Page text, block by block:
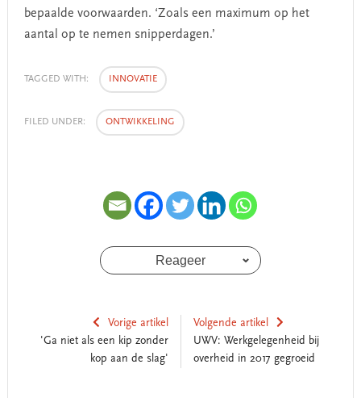
bepaalde voorwaarden. ‘Zoals een maximum op het
aantal op te nemen snipperdagen.’
TAGGED WITH: INNOVATIE
FILED UNDER: ONTWIKKELING
Reageer
Vorige artikel
'Ga niet als een kip zonder
kop aan de slag'
Volgende artikel
UWV: Werkgelegenheid bij
overheid in 2017 gegroeid